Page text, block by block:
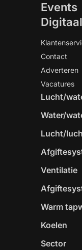
Events
Contact
Adverteren
Vacatures
Lucht/
Water/
Lucht/
Ventilatie
Warm
Koelen
Sector